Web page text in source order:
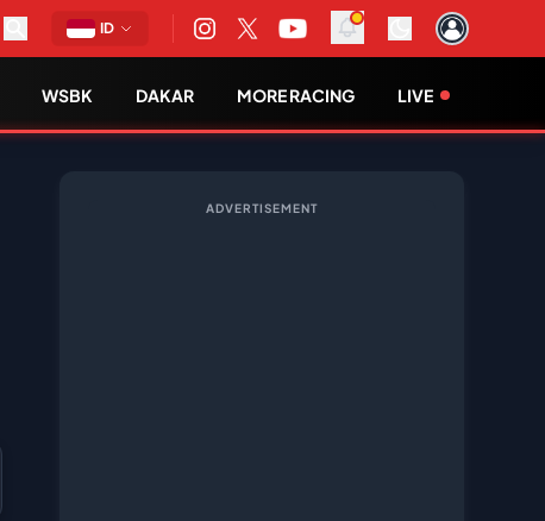
ID
WSBK DAKAR MORE RACING LIVE
ADVERTISEMENT